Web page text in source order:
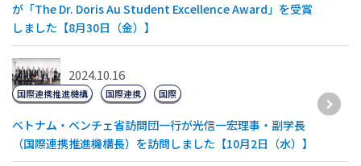
が「The Dr. Doris Au Student Excellence Award」を受賞
しました【8月30日（金）】
2024.10.16
ベトナム・ベンチェ省訪問団一行が光信一宏理事・副学長
（国際連携推進機構長）を訪問しました【10月2日（水）】
国際連携推進機構 国際連携 国際